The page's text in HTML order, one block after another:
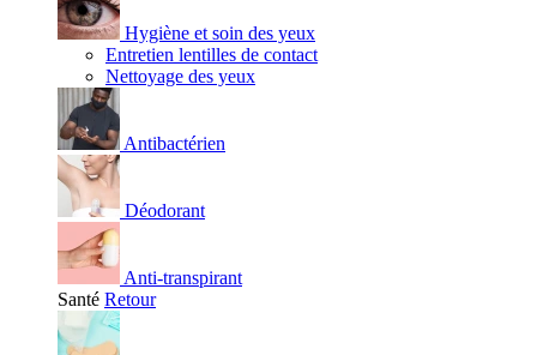
Hygiène et soin des yeux
Entretien lentilles de contact
Nettoyage des yeux
Antibactérien
Déodorant
Anti-transpirant
Santé Retour